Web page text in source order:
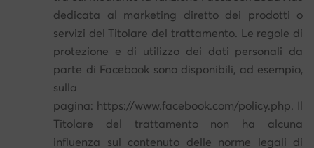
dedicata al marketing diretto dei prodotti o
servizi del Titolare del trattamento. Le regole di
protezione e di utilizzo dei dati personali da
parte di Facebook sono disponibili, ad esempio,
sulla
pagina: https://www.facebook.com/policy.php. Il
Titolare del trattamento non ha alcuna
influenza sul contenuto delle norme legali di